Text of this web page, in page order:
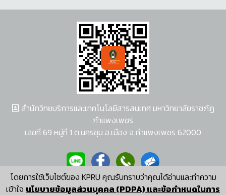
โดยการใช้เว็บไซต์ของ KPRU คุณรับทราบว่าคุณได้อ่านและทำความ
เข้าใจ นโยบายข้อมูลส่วนบุคคล (PDPA) และข้อกำหนดในการ
สำนักวิทยบริการและเทคโนโลยีสารสนเทศ มหาวิทยาลัยราชภัฏ
กำแพงเพชร
เลขที่ 69 หมู่ที่ 1 ต.นครชุม อ.เมือง จ.กำแพงเพชร 62000
ผู้พัฒนาระบบ อนุชา พวงผกา